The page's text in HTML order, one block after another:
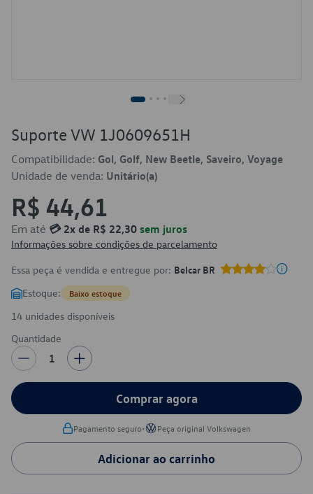
Suporte VW 1J0609651H
Compatibilidade: Gol, Golf, New Beetle, Saveiro, Voyage
Unidade de venda: Unitário(a)
R$ 44,61
Em até 💳 2x de R$ 22,30 sem juros
Informações sobre condições de parcelamento
Essa peça é vendida e entregue por: Belcar BR
Estoque: Baixo estoque
14 unidades disponíveis
Quantidade
1
Comprar agora
Pagamento seguro• Peça original Volkswagen
Adicionar ao carrinho